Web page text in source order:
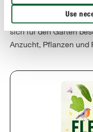
Use
Auch in unserer
Kürbis. Erfahren Sie
sich für den Garten
Anzucht, Pflanzen und